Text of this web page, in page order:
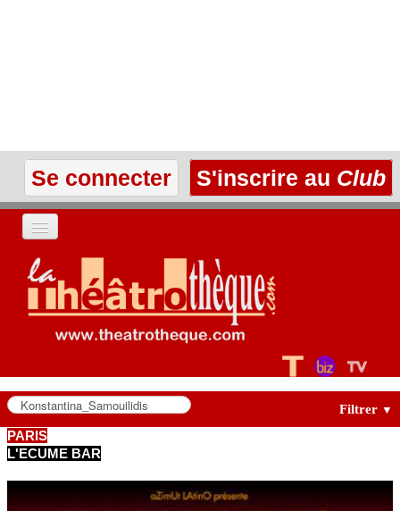
Se connecter S'inscrire au Club
ACCUEIL
LES TEXTES
LES ANNONCES
LE CLUB
Filtrer ▼
PARIS
L'ECUME BAR